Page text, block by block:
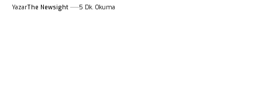
YazarThe Newsight 5 Dk. Okuma